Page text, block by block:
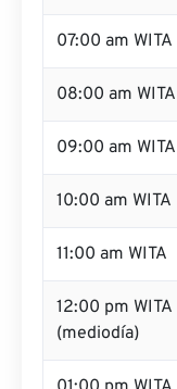
07:00 am WITA
08:00 am WITA
09:00 am WITA
10:00 am WITA
11:00 am WITA
12:00 pm WITA
(mediodía)